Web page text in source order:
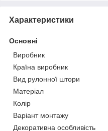
Характеристики
Основні
Виробник
Країна виробник
Вид рулонної штори
Матеріал
Колір
Варіант монтажу
Декоративна особливість